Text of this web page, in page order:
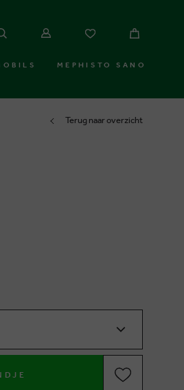
MEPHISTO SANO
Terug naar overzicht